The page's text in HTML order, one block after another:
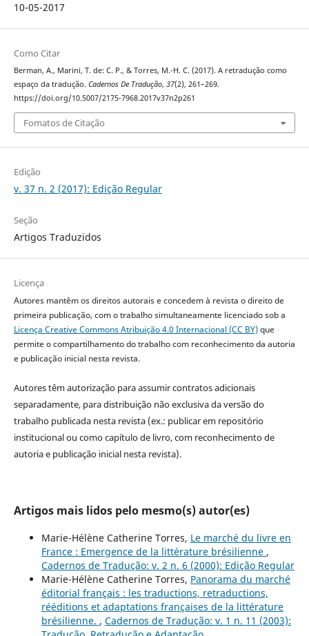
10-05-2017
Como Citar
Berman, A., Marini, T. de: C. P., & Torres, M.-H. C. (2017). A retradução como
espaço da tradução. Cadernos De Tradução, 37(2), 261–269.
https://doi.org/10.5007/2175-7968.2017v37n2p261
Fomatos de Citação
Edição
v. 37 n. 2 (2017): Edição Regular
Seção
Artigos Traduzidos
Licença
Autores mantêm os direitos autorais e concedem à revista o direito de
primeira publicação, com o trabalho simultaneamente licenciado sob a
Licença Creative Commons Atribuição 4.0 Internacional (CC BY)que
permite o compartilhamento do trabalho com reconhecimento da autoria
e publicação inicial nesta revista.
Autores têm autorização para assumir contratos adicionais
separadamente, para distribuição não exclusiva da versão do
trabalho publicada nesta revista (ex.: publicar em repositório
institucional ou como capítulo de livro, com reconhecimento de
autoria e publicação inicial nesta revista).
Artigos mais lidos pelo mesmo(s) autor(es)
Marie-Hélène Catherine Torres, Le marché du livre en
France : Emergence de la littérature brésilienne ,
Cadernos de Tradução: v. 2 n. 6 (2000): Edição Regular
Marie-Hélène Catherine Torres, Panorama du marché
éditorial français : les traductions, retraductions,
rééditions et adaptations françaises de la littérature
brésilienne. , Cadernos de Tradução: v. 1 n. 11 (2003):